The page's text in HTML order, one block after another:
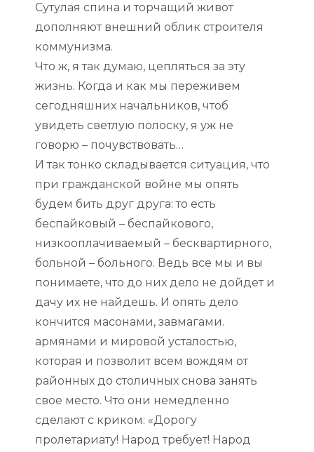
Сутулая спина и торчащий живот
дополняют внешний облик строителя
коммунизма.
Что ж, я так думаю, цепляться за эту
жизнь. Когда и как мы переживем
сегодняшних начальников, чтоб
увидеть светлую полоску, я уж не
говорю – почувствовать…
И так тонко складывается ситуация, что
при гражданской войне мы опять
будем бить друг друга: то есть
беспайковый – беспайкового,
низкооплачиваемый – бесквартирного,
больной – больного. Ведь все мы и вы
понимаете, что до них дело не дойдет и
дачу их не найдешь. И опять дело
кончится масонами, завмагами.
армянами и мировой усталостью,
которая и позволит всем вождям от
районных до столичных снова занять
свое место. Что они немедленно
сделают с криком: «Дорогу
пролетариату! Народ требует! Народ